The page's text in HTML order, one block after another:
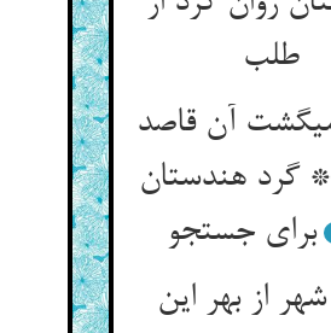
طلب‏
می‏گشت آن قاصد
گرد هندستان
برای جستجو
از بهر این